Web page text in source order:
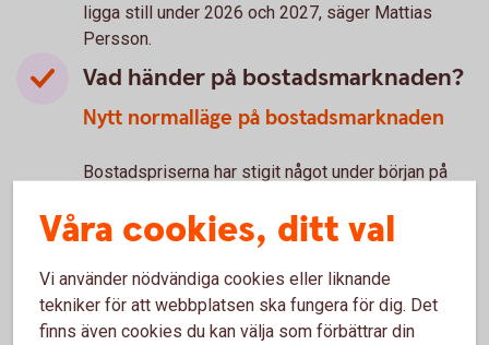
ligga still under 2026 och 2027, säger Mattias
Persson.
Vad händer på bostadsmarknaden?
Nytt normalläge på bostadsmarknaden
Bostadspriserna har stigit något under början på
normala nivåer, men säljtiderna är fortfarande
längre än normalt. Med stöd av stigande köpkraft,
stabila räntor och lättade bolåneregler väntas
aktiviteten på bostadsmarknaden öka något i år
jämfört med i fjol.
Våra cookies, ditt val
Vi använder nödvändiga cookies eller liknande
tekniker för att webbplatsen ska fungera för dig. Det
finns även cookies du kan välja som förbättrar din